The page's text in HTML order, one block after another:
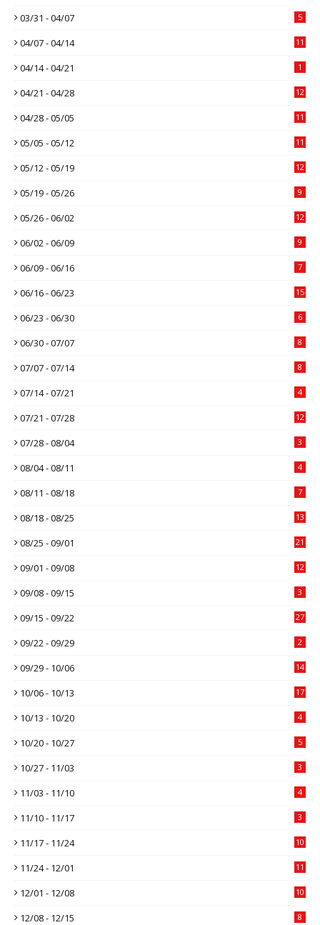
03/31 - 04/07 5
04/07 - 04/14 11
04/14 - 04/21 1
04/21 - 04/28 12
04/28 - 05/05 11
05/05 - 05/12 11
05/12 - 05/19 12
05/19 - 05/26 9
05/26 - 06/02 12
06/02 - 06/09 9
06/09 - 06/16 7
06/16 - 06/23 15
06/23 - 06/30 6
06/30 - 07/07 8
07/07 - 07/14 8
07/14 - 07/21 4
07/21 - 07/28 12
07/28 - 08/04 3
08/04 - 08/11 4
08/11 - 08/18 7
08/18 - 08/25 13
08/25 - 09/01 21
09/01 - 09/08 12
09/08 - 09/15 3
09/15 - 09/22 27
09/22 - 09/29 2
09/29 - 10/06 14
10/06 - 10/13 17
10/13 - 10/20 4
10/20 - 10/27 5
10/27 - 11/03 3
11/03 - 11/10 4
11/10 - 11/17 3
11/17 - 11/24 10
11/24 - 12/01 11
12/01 - 12/08 10
12/08 - 12/15 8